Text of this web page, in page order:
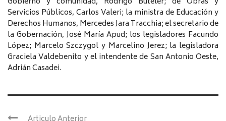
Servicios Públicos, Carlos Valeri; la ministra de Educación y
Derechos Humanos, Mercedes Jara Tracchia; el secretario de
la Gobernación, José María Apud; los legisladores Facundo
López; Marcelo Szczygol y Marcelino Jerez; la legisladora
Graciela Valdebenito y el intendente de San Antonio Oeste,
Adrián Casadei.